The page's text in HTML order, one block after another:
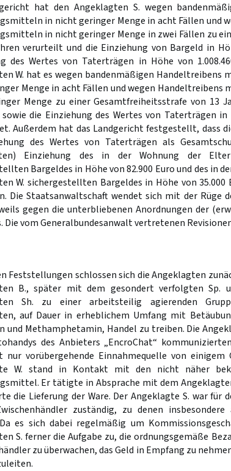
hat den Angeklagten S. wegen
in nicht geringer Menge in acht Fällen und
in nicht geringer Menge in zwei Fällen zu
verurteilt und die Einziehung von Bargeld in
des Wertes von Taterträgen in Höhe von
W. hat es wegen bandenmäßigen
Menge in acht Fällen und wegen
Menge zu einer Gesamtfreiheitsstrafe von 13
die Einziehung des Wertes von Taterträgen in
Außerdem hat das Landgericht festgestellt, dass
des Wertes von Taterträgen als
Einziehung des in der Wohnung der
Bargeldes in Höhe von 82.900 Euro und des in
W. sichergestellten Bargeldes in Höhe von
Die Staatsanwaltschaft wendet sich mit der Rüge
gegen die unterbliebenen Anordnungen der
Die vom Generalbundesanwalt vertretenen
Feststellungen schlossen sich die Angeklagten
B., später mit dem gesondert verfolgten Sp.
Sh. zu einer arbeitsteilig agierenden
auf Dauer in erheblichem Umfang mit
und Methamphetamin, Handel zu treiben. Die
des Anbieters „EncroChat“
nur vorübergehende Einnahmequelle von einigem
W. stand in Kontakt mit den nicht näher
Er tätigte in Absprache mit dem
die Lieferung der Ware. Der Angeklagte S. war für
zuständig, zu denen
es sich dabei regelmäßig um
S. ferner die Aufgabe zu, die ordnungsgemäße
zu überwachen, das Geld in Empfang zu